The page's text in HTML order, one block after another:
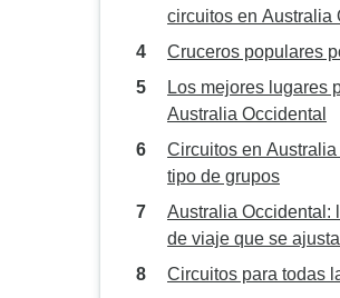
circuitos en Australia
Cruceros populares
Los mejores lugares
Australia Occidental
Circuitos en
tipo de grupos
Australia Occidental:
de viaje que se
Circuitos para todas